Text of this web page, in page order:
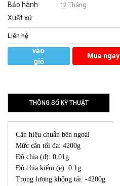
Bảo hành 12 Tháng
Xuất xứ
Liên hệ
vào
giỏ
Mua ngay
THÔNG SỐ KỸ THUẬT
Cân hiệu chuẩn bên ngoài
Mức cân tối đa: 4200g
Độ chia (d): 0.01g
Độ chia kiểm (e): 0.1g
Trọng lượng không tải: -4200g